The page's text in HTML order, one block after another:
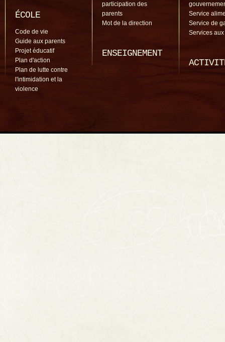
ÉCOLE
Code de vie
Guide aux parents
Projet éducatif
Plan d'action
Plan de lutte contre
l'intimidation et la
violence
participation des
parents
Mot de la direction
ENSEIGNEMENT
Service
Service de
Services